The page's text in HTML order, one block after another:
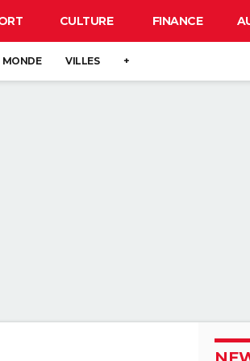
CULTURE FINANCE
MONDE VILLES +